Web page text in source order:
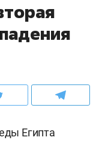
Египта